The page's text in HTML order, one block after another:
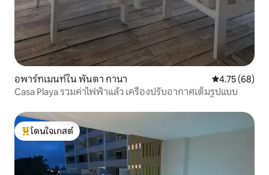
อพาร์ทเมนท์ใน พันตา กานา คะแนนเฉลี่ย
4.75 (68)
Casa Playa รวมค่าไฟฟ้าแล้ว เครื่องปรับอากาศเต็มรูปแบบ
โดนใจเกสต์ที่สุด
โดนใจเกสต์